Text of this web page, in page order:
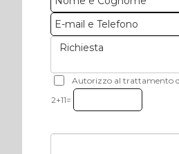
Autorizzo al trattamento
2+11=